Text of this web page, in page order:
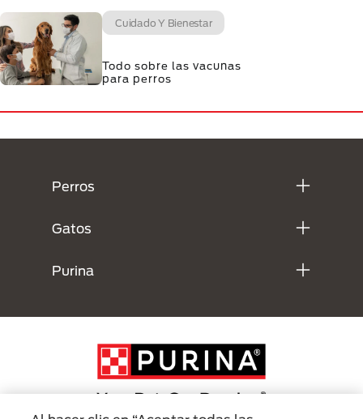
Cuidado Y Bienestar
Todo sobre las vacunas
para perros
Perros
Gatos
Purina